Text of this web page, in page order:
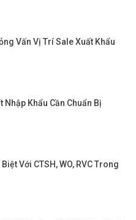
Vấn Vị Trí Sale Xuất Khẩu
Nhập Khẩu Cần Chuẩn Bị
Với CTSH, WO, RVC Trong